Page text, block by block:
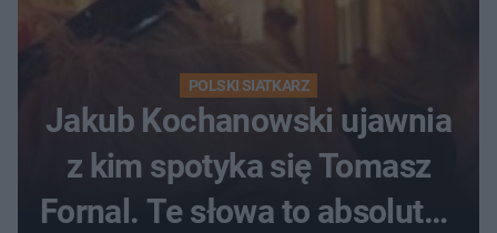
POLSKI SIATKARZ
Jakub Kochanowski ujawnia
z kim spotyka się Tomasz
Fornal. Te słowa to absolutny